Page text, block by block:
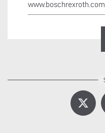
www.boschrexroth.com